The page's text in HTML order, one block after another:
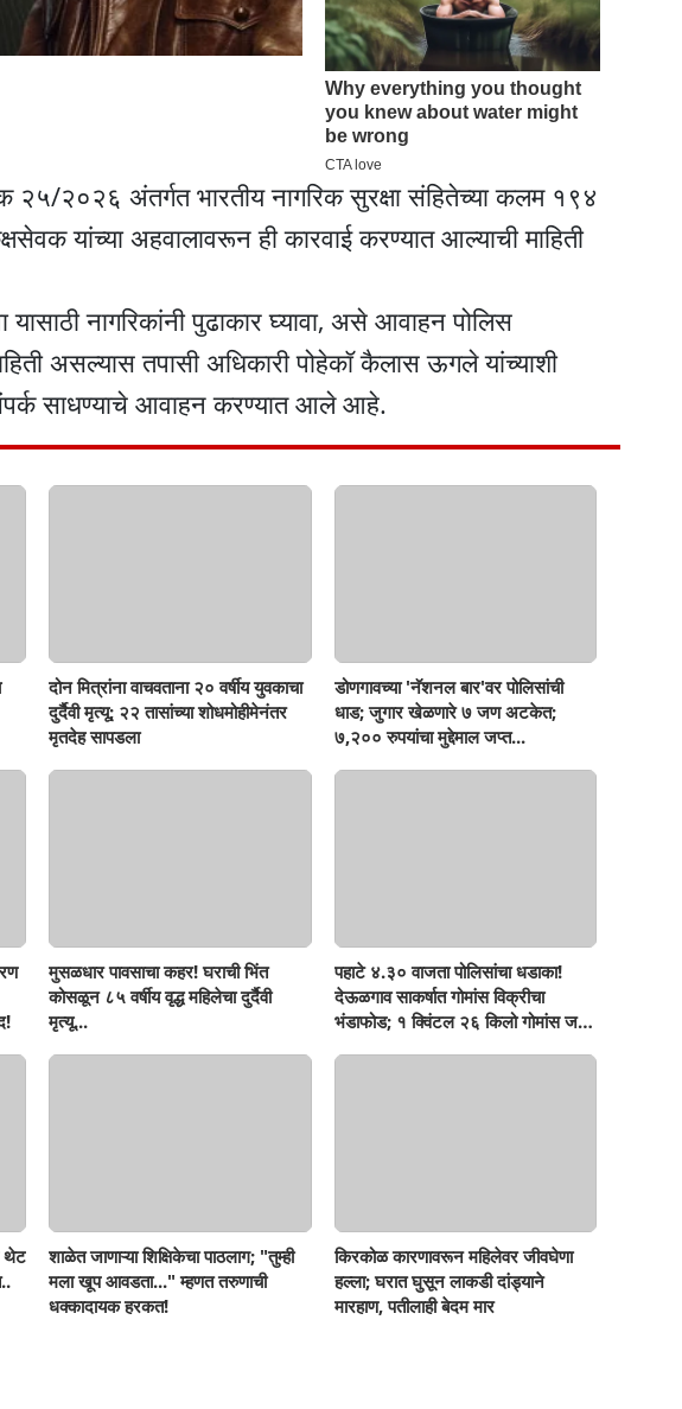
२५/२०२६ अंतर्गत भारतीय नागरिक सुरक्षा संहितेच्या कलम १९४
यांच्या अहवालावरून ही कारवाई करण्यात आल्याची माहिती
नागरिकांनी पुढाकार घ्यावा, असे आवाहन पोलिस
असल्यास तपासी अधिकारी पोहेकॉ कैलास ऊगले यांच्याशी
साधण्याचे आवाहन करण्यात आले आहे.
दोन मित्रांना वाचवताना २० वर्षीय युवकाचा
दुर्दैवी मृत्यू; २२ तासांच्या शोधमोहीमेनंतर
मृतदेह सापडला
डोणगावच्या 'नॅशनल बार'वर पोलिसांची
धाड; जुगार खेळणारे ७ जण अटकेत;
७,२०० रुपयांचा मुद्देमाल जप्त...
मुसळधार पावसाचा कहर! घराची भिंत
कोसळून ८५ वर्षीय वृद्ध महिलेचा दुर्दैवी
मृत्यू...
पहाटे ४.३० वाजता पोलिसांचा धडाका!
देऊळगाव साकर्षात गोमांस विक्रीचा
भंडाफोड; १ क्विंटल २६ किलो गोमांस जप्त,
थेट
शाळेत जाणाऱ्या शिक्षिकेचा पाठलाग; "तुम्ही
मला खूप आवडता..." म्हणत तरुणाची
धक्कादायक हरकत!
किरकोळ कारणावरून महिलेवर जीवघेणा
हल्ला; घरात घुसून लाकडी दांड्याने
मारहाण, पतीलाही बेदम मार